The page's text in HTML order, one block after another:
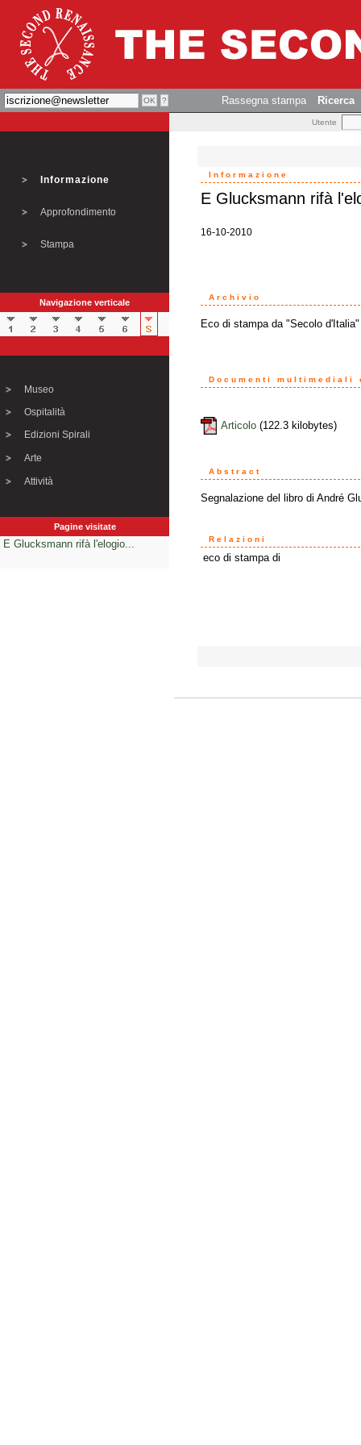
Rassegna stampa Ricerca
Utente
Informazione
Approfondimento
Stampa
Navigazione verticale
Museo
Ospitalità
Edizioni Spirali
Arte
Attività
Pagine visitate
E Glucksmann rifà l'elogio...
Informazione
E Glucksmann rifà
16-10-2010
Archivio
Eco di stampa da "Secolo d'Italia"
Documenti multimediali
Articolo(122.3 kilobytes)
Abstract
Segnalazione del libro di André
Relazioni
eco di stampa di